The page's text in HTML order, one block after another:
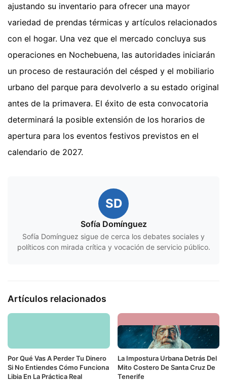
ajustando su inventario para ofrecer una mayor
variedad de prendas térmicas y artículos relacionados
con el hogar. Una vez que el mercado concluya sus
operaciones en Nochebuena, las autoridades iniciarán
un proceso de restauración del césped y el mobiliario
urbano del parque para devolverlo a su estado original
antes de la primavera. El éxito de esta convocatoria
determinará la posible extensión de los horarios de
apertura para los eventos festivos previstos en el
calendario de 2027.
SD
Sofía Domínguez
Sofía Domínguez sigue de cerca los debates sociales y
políticos con mirada crítica y vocación de servicio público.
Artículos relacionados
Por Qué Vas A Perder Tu Dinero
Si No Entiendes Cómo Funciona
Libia En La Práctica Real
La Impostura Urbana Detrás Del
Mito Costero De Santa Cruz De
Tenerife